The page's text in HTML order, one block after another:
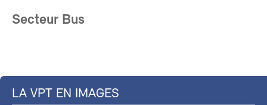
Secteur Bus
LA VPT EN IMAGES